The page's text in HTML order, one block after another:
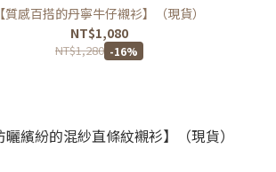
【質感百搭的丹寧牛仔襯衫】（現貨）
NT$1,080
NT$1,280 -16%